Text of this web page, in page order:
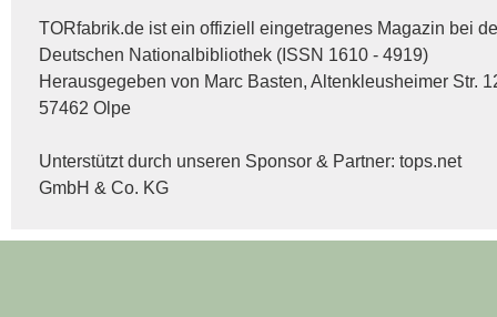
TORfabrik.de ist ein offiziell eingetragenes Magazin bei
Deutschen Nationalbibliothek (ISSN 1610 - 4919)
Herausgegeben von Marc Basten, Altenkleusheimer Str.
57462 Olpe
Unterstützt durch unseren Sponsor & Partner: tops.net
GmbH & Co. KG